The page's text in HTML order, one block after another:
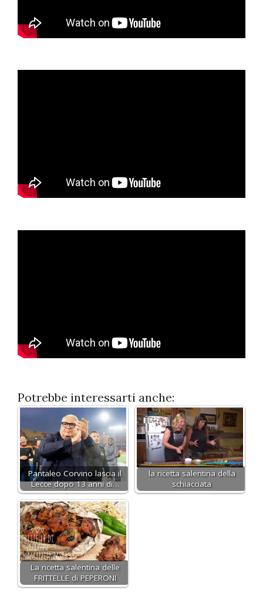
Potrebbe interessarti anche:
Pantaleo Corvino lascia il
Lecce dopo 13 anni di…
la ricetta salentina della
schiacciata
La ricetta salentina delle
FRITTELLE di PEPERONI